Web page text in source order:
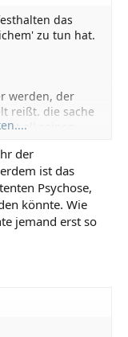
das
zu tun hat.
werden, der
reißt. die sache
all seinen
der
ist das
Psychose,
könnte. Wie
jemand erst so